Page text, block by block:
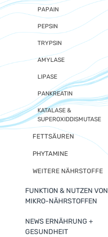
PAPAIN
PEPSIN
TRYPSIN
AMYLASE
LIPASE
PANKREATIN
KATALASE &
SUPEROXIDDISMUTASE
FETTSÄUREN
PHYTAMINE
WEITERE NÄHRSTOFFE
FUNKTION & NUTZEN VON
MIKRO-NÄHRSTOFFEN
NEWS ERNÄHRUNG +
GESUNDHEIT